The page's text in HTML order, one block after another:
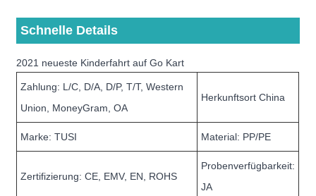
Schnelle Details
2021 neueste Kinderfahrt auf Go Kart
Zahlung: L/C, D/A, D/P, T/T, Western
Union, MoneyGram, OA
Herkunftsort China
Marke: TUSI Material: PP/PE
Zertifizierung: CE, EMV, EN, ROHS
Probenverfügbarkeit:
JA